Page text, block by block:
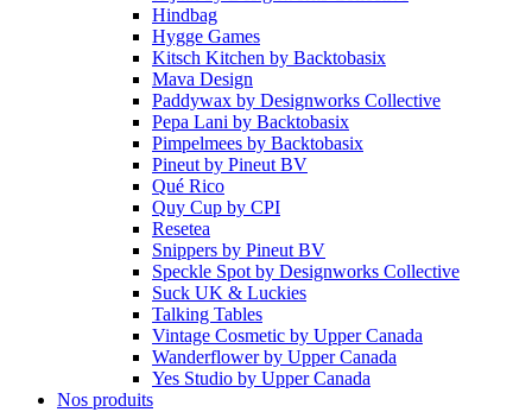
Hindbag
Hygge Games
Kitsch Kitchen by Backtobasix
Mava Design
Paddywax by Designworks Collective
Pepa Lani by Backtobasix
Pimpelmees by Backtobasix
Pineut by Pineut BV
Qué Rico
Quy Cup by CPI
Resetea
Snippers by Pineut BV
Speckle Spot by Designworks Collective
Suck UK & Luckies
Talking Tables
Vintage Cosmetic by Upper Canada
Wanderflowerby Upper Canada
Yes Studio by Upper Canada
Nos produits